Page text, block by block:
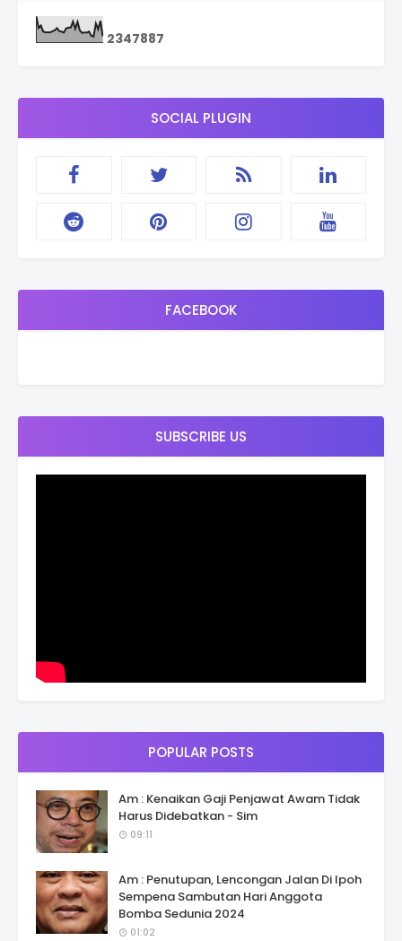
2347887
SOCIAL PLUGIN
FACEBOOK
SUBSCRIBE US
POPULAR POSTS
Am : Kenaikan Gaji Penjawat Awam Tidak
Harus Didebatkan - Sim
09:11
Am : Penutupan, Lencongan Jalan Di Ipoh
Sempena Sambutan Hari Anggota
Bomba Sedunia 2024
01:02